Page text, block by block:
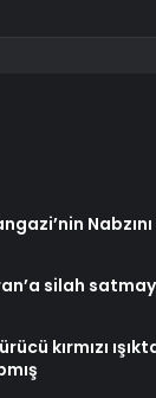
silah
kırmızı